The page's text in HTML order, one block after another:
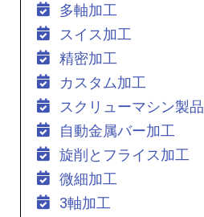
多軸加工
スイス加工
精密加工
カスタム加工
スクリューマシン製品
自動金属バー加工
旋削とフライス加工
微細加工
3軸加工